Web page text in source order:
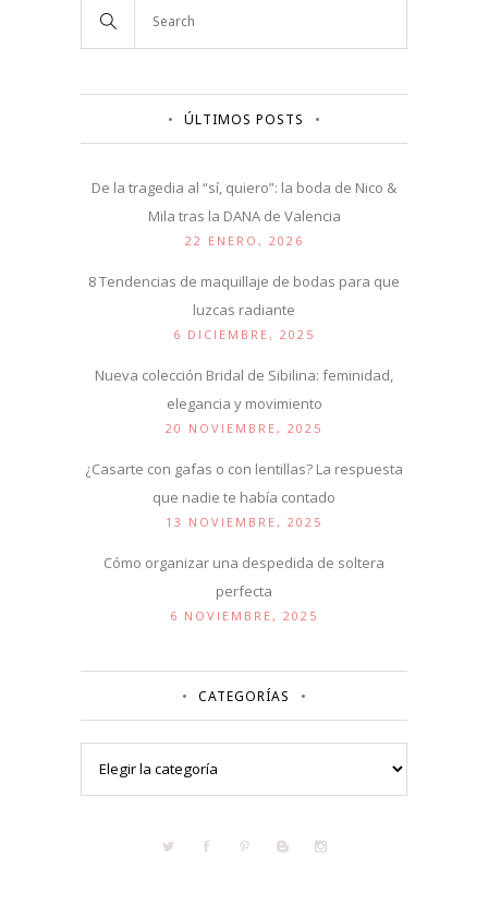
ÚLTIMOS POSTS
De la tragedia al “sí, quiero”: la boda de Nico &
Mila tras la DANA de Valencia
22 ENERO, 2026
8 Tendencias de maquillaje de bodas para que
luzcas radiante
6 DICIEMBRE, 2025
Nueva colección Bridal de Sibilina: feminidad,
elegancia y movimiento
20 NOVIEMBRE, 2025
¿Casarte con gafas o con lentillas? La respuesta
que nadie te había contado
13 NOVIEMBRE, 2025
Cómo organizar una despedida de soltera
perfecta
6 NOVIEMBRE, 2025
CATEGORÍAS